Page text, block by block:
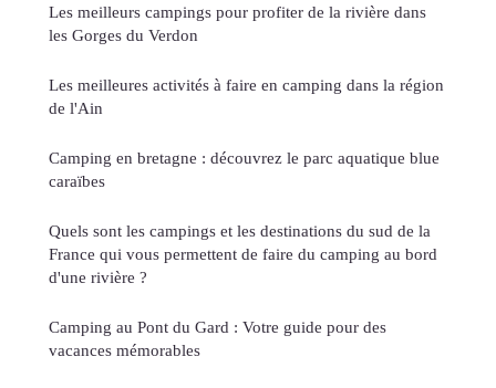
Les meilleurs campings pour profiter de la rivière dans
les Gorges du Verdon
Les meilleures activités à faire en camping dans la région
de l'Ain
Camping en bretagne : découvrez le parc aquatique blue
caraïbes
Quels sont les campings et les destinations du sud de la
France qui vous permettent de faire du camping au bord
d'une rivière ?
Camping au Pont du Gard : Votre guide pour des
vacances mémorables